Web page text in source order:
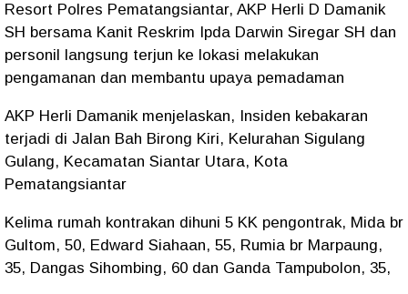
Resort Polres Pematangsiantar, AKP Herli D Damanik
SH bersama Kanit Reskrim Ipda Darwin Siregar SH dan
personil langsung terjun ke lokasi melakukan
pengamanan dan membantu upaya pemadaman
AKP Herli Damanik menjelaskan, Insiden kebakaran
terjadi di Jalan Bah Birong Kiri, Kelurahan Sigulang
Gulang, Kecamatan Siantar Utara, Kota
Pematangsiantar
Kelima rumah kontrakan dihuni 5 KK pengontrak, Mida br
Gultom, 50, Edward Siahaan, 55, Rumia br Marpaung,
35, Dangas Sihombing, 60 dan Ganda Tampubolon, 35,